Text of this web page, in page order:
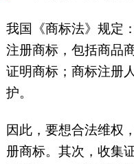
我国《商标法》规定
注册商标，包括商品
证明商标；商标注册
护。
因此，要想合法维权
册商标。其次，收集